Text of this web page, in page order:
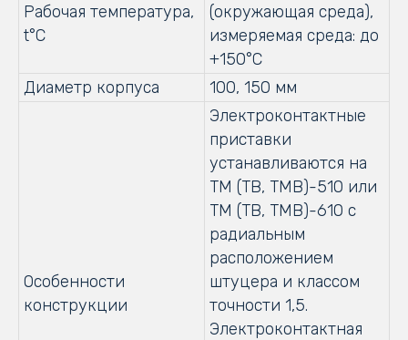
Рабочая температура,
t°C
(окружающая среда),
измеряемая среда: до
+150°C
Диаметр корпуса
100, 150 мм
Особенности
конструкции
Электроконтактные
приставки
устанавливаются на
ТМ (ТВ, ТМВ)-510 или
ТМ (ТВ, ТМВ)-610 с
радиальным
расположением
штуцера и классом
точности 1,5.
Электроконтактная